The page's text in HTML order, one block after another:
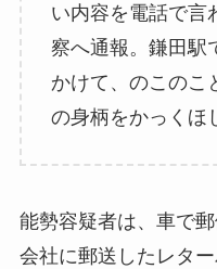
い内容を電話で言
察へ通報。鎌田駅
かけて、のこのこ
の身柄をかっくほ
能勢容疑者は、車で
会社に郵送したレタ